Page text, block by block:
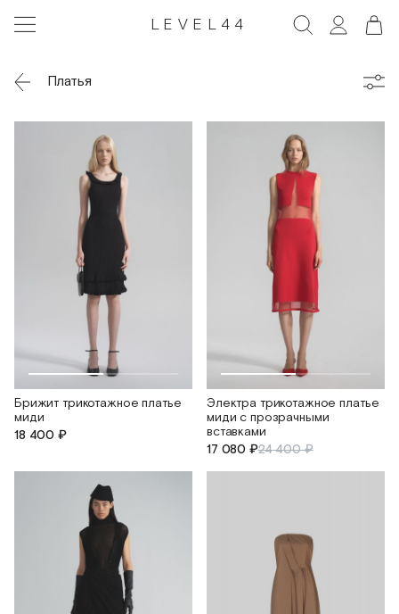
LEVEL44
Платья
Брижит трикотажное платье
миди
18 400 ₽
Электра трикотажное платье
миди с прозрачными
вставками
17 080 ₽24 400 ₽